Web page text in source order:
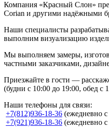
Компания «Красный Слон»
Corian и другими надёжными
Наши специалисты
выполним визуализацию
Мы выполняем замеры,
частными заказчиками,
Приезжайте в гости —
(будни с 10:00 до 19:00, обед
Наши телефоны для связи:
+7(812)936-18-36 (ежедневно
+7(921)936-18-36 (ежедневно